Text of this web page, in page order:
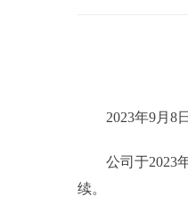
2023年9月8
公司于2023
续。